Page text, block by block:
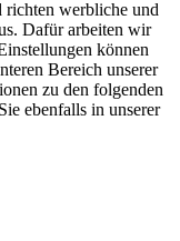
richten werbliche und
Dafür arbeiten wir
können
Bereich unserer
zu den folgenden
ebenfalls in unserer